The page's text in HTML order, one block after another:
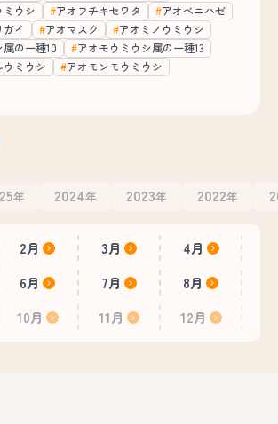
ミウシ
アオフチキセワタ
アオベニハゼ
イ
アオマスク
アオミノウミウシ
の一種10
アオモウミウシ属の一種13
ウミウシ
アオモンモウミウシ
年 2024年 2023年 2022年
2月 3月
4月
6月 7月
8月
10月 11月 12月